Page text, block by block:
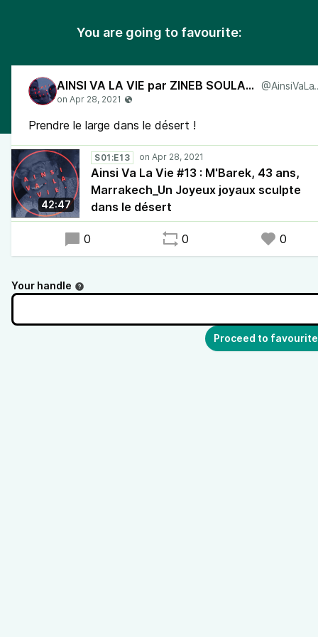
You are going to favourite:
AINSI VA LA VIE par ZINEB SOULAIMANI
Prendre le large dans le désert !
42:47
S01:E13
Ainsi Va La Vie #13 : M'Barek, 43 ans,
Marrakech_Un Joyeux joyaux sculpte
dans le désert
0 0 0
Your handle
Proceed to favourite